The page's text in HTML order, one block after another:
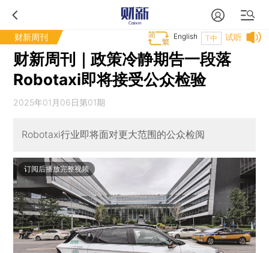
财新周刊 试听
T中
English
财新周刊｜政策冷静期告一段落
Robotaxi即将接受公众检验
2025年01月06日第01期
Robotaxi行业即将面对更大范围的公众检阅
订阅后播放完整视频